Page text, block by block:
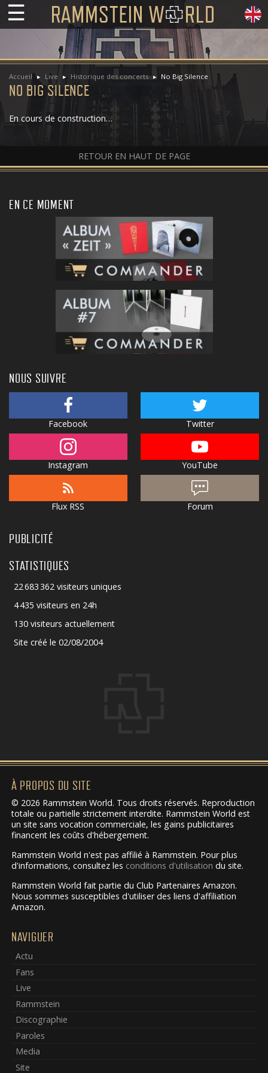
☰
Accueil Live Historique des concerts No Big Silence
NO BIG SILENCE
En cours de construction…
RETOUR EN HAUT DE PAGE
EN CE MOMENT
NOUS SUIVRE
Facebook Twitter
Instagram YouTube
Flux RSS Forum
PUBLICITÉ
STATISTIQUES
22 683 362 visiteurs uniques
4 435 visiteurs en 24h
130 visiteurs actuellement
Site créé le 02/08/2004
À PROPOS DU SITE
© 2026 Rammstein World. Tous droits réservés. Reproduction
totale ou partielle strictement interdite. Rammstein World est
un site sans vocation commerciale, les gains publicitaires
financent les coûts d'hébergement.
Rammstein World n'est pas affilié à Rammstein. Pour plus
d'informations, consultez les conditions d'utilisation du site.
Rammstein World fait partie du Club Partenaires Amazon.
Nous sommes susceptibles d'utiliser des liens d'affiliation
Amazon.
NAVIGUER
Actu
Fans
Live
Rammstein
Discographie
Paroles
Media
Site